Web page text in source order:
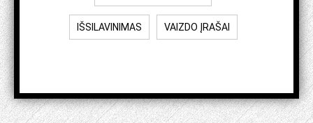
IŠSILAVINIMAS VAIZDO ĮRAŠAI